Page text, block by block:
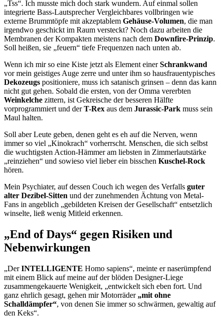
„Tss“. Ich musste mich doch stark wundern. Auf einmal sollen
integrierte Bass-Lautsprecher Vergleichbares vollbringen wie
externe Brummtöpfe mit akzeptablem Gehäuse-Volumen, die man
irgendwo geschickt im Raum versteckt? Noch dazu arbeiten die
Membranen der Kompakten meistens nach dem Downfire-Prinzip.
Soll heißen, sie „feuern“ tiefe Frequenzen nach unten ab.
Wenn ich mir so eine Kiste jetzt als Element einerSchrankwand
vor mein geistiges Auge zerre und unter ihm so hausfrauentypisches
Dekozeugs positioniere, muss ich satanisch grinsen – denn das kann
nicht gut gehen. Sobald die ersten, von der Omma vererbten
Weinkelche zittern, ist Gekreische der besseren Hälfte
vorprogrammiert und derT-Rex aus dem Jurassic-Park muss sein
Maul halten.
Soll aber Leute geben, denen geht es eh auf die Nerven, wenn
immer so viel „Kinokrach“ vorherrscht. Menschen, die sich selbst
die wuchtigsten Action-Hämmer am liebsten in Zimmerlautstärke
„reinziehen“ und sowieso viel lieber ein bisschen Kuschel-Rock
hören.
Mein Psychiater, auf dessen Couch ich wegen des Verfalls guter
alter Dezibel-Sitten und der zunehmenden Ächtung von Metal-
Fans in angeblich „gebildeten Kreisen der Gesellschaft“ entsetzlich
winselte, ließ wenig Mitleid erkennen.
„End of Days“ gegen Risiken und
Nebenwirkungen
„DerINTELLIGENTE Homo sapiens“, meinte er naserümpfend
mit einem Blick auf meine auf der blöden Designer-Liege
zusammengekauerte Wenigkeit, „entwickelt sich eben fort. Und
ganz ehrlich gesagt, gehen mir Motorräder „mit ohne
Schalldämpfer“, von denen Sie immer so schwärmen, gewaltig auf
den Keks“.